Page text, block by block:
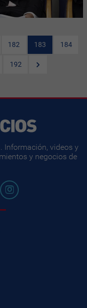
182 183 184
192
Información, videos y
y negocios de